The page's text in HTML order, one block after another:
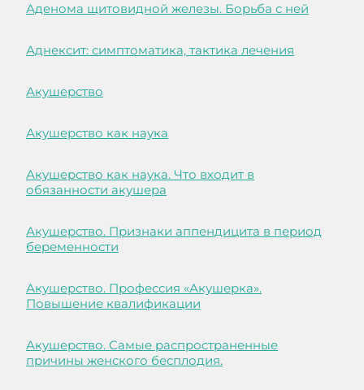
Аденома щитовидной железы. Борьба с ней
Аднексит: симптоматика, тактика лечения
Акушерство
Акушерство как наука
Акушерство как наука. Что входит в
обязанности акушера
Акушерство. Признаки аппендицита в период
беременности
Акушерство. Профессия «Акушерка».
Повышение квалификации
Акушерство. Самые распространенные
причины женского бесплодия.